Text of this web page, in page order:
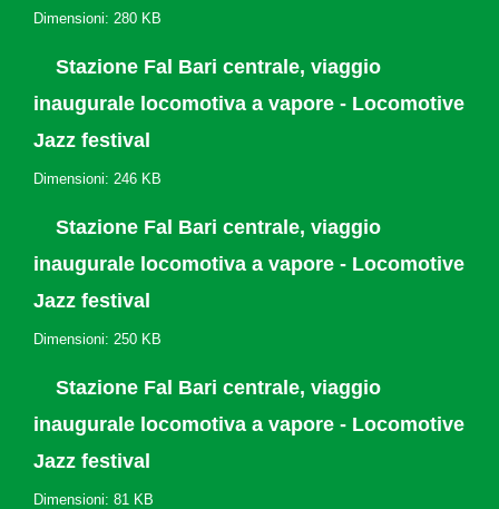
Dimensioni: 280 KB
Stazione Fal Bari centrale, viaggio
inaugurale locomotiva a vapore - Locomotive
Jazz festival
Dimensioni: 246 KB
Stazione Fal Bari centrale, viaggio
inaugurale locomotiva a vapore - Locomotive
Jazz festival
Dimensioni: 250 KB
Stazione Fal Bari centrale, viaggio
inaugurale locomotiva a vapore - Locomotive
Jazz festival
Dimensioni: 81 KB